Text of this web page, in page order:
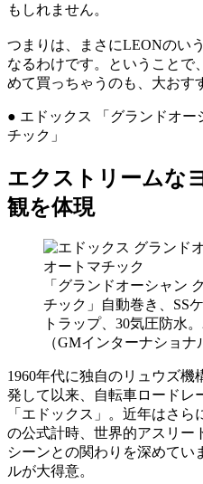
もしれません。
つまりは、まさにLEONのい
なるわけです。ということで
めて買っちゃうのも、大おす
● エドックス 「グランドオ
チック」
エクストリームな
観を体現
「グランドオーシャン
チック」自動巻き、SS
トラップ、30気圧防水
（GMインターナショナ
1960年代に独自のリュウズ機
発して以来、自転車ロードレ
「エドックス」。近年はさ
の公式計時、世界的アスリー
シーンとの関わりを深めてい
ルが大得意。